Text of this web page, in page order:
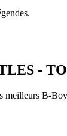
-
meilleurs B-